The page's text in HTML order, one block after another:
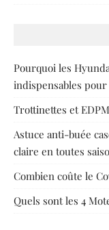
Pourquoi les
indispensables
Trottinettes et
Astuce anti-buée
claire en toutes
Combien coûte le
Quels sont les 4